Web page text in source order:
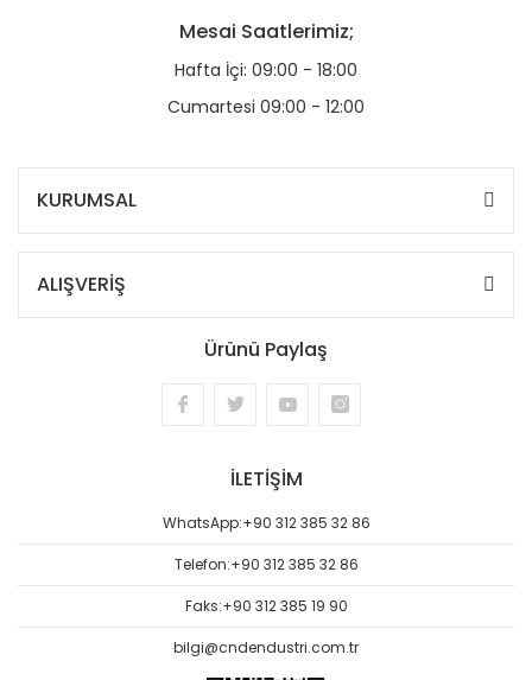
Mesai Saatlerimiz;
Hafta İçi: 09:00 - 18:00
Cumartesi 09:00 - 12:00
KURUMSAL
ALIŞVERİŞ
Ürünü Paylaş
İLETİŞİM
WhatsApp:+90 312 385 32 86
Telefon:+90 312 385 32 86
Faks:+90 312 385 19 90
bilgi@cndendustri.com.tr